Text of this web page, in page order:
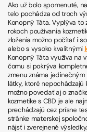
Ako už bolo spomenuté,
telo pochádza od troch
Konopný Táta. Vyplýva to
rokoch používania
zloženia možno počítať i
alebo s vysoko kvalitnými
Konopný Táta využíva na
čomu si pokrýva
zmenu známa
látky, ktoré nepochádzajú
možno povedať aj o
kozmetike s CBD je ale
prechádzajú cez prísne
stránke materskej
nájsť i zverejnené výsledky.